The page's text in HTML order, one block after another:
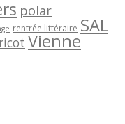
polar
rentrée littéraire SAL
Vienne